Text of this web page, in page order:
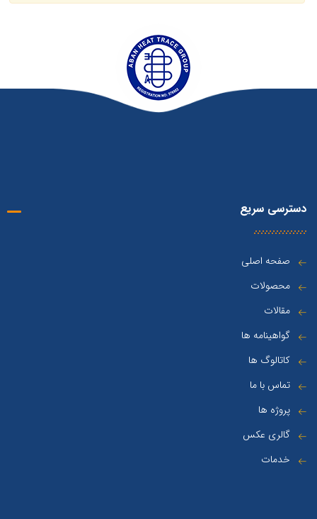
دسترسی سریع
صفحه اصلی
محصولات
مقالات
گواهینامه ها
کاتالوگ ها
تماس با ما
پروژه ها
گالری عکس
خدمات